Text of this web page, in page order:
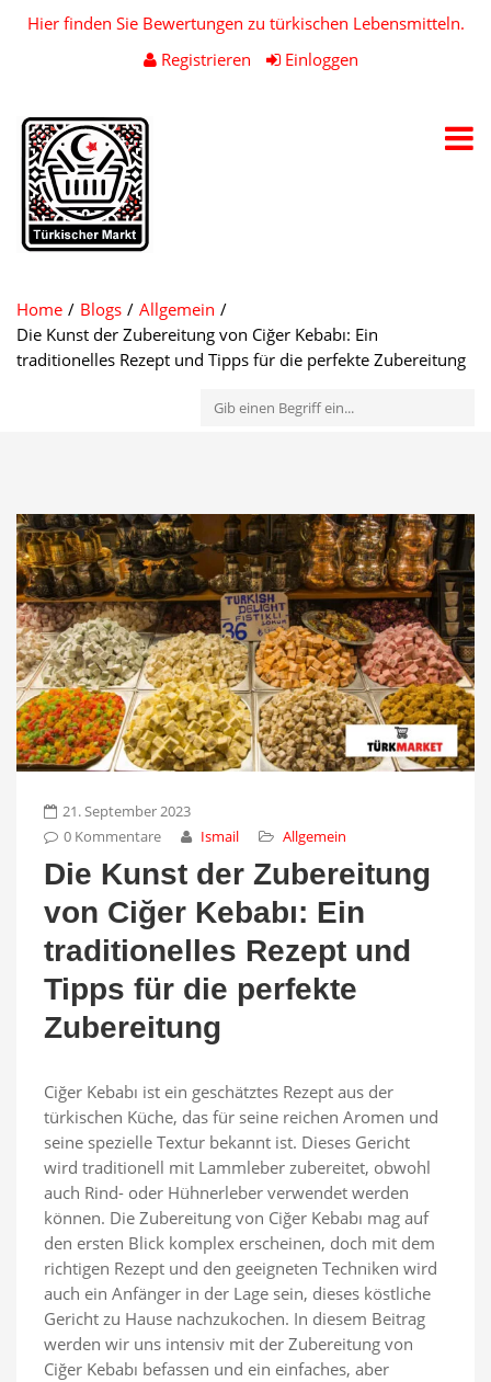
Hier finden Sie Bewertungen zu türkischen Lebensmitteln.
Registrieren
Einloggen
Home Blogs
Allgemein
Die Kunst der Zubereitung von Ciğer Kebabı: Ein
traditionelles Rezept und Tipps für die perfekte Zubereitung
21. September 2023
0 Kommentare
Ismail Allgemein
Die Kunst der Zubereitung
von Ciğer Kebabı: Ein
traditionelles Rezept und
Tipps für die perfekte
Zubereitung
Ciğer Kebabı ist ein geschätztes Rezept aus der
türkischen Küche, das für seine reichen Aromen und
seine spezielle Textur bekannt ist. Dieses Gericht
wird traditionell mit Lammleber zubereitet, obwohl
auch Rind- oder Hühnerleber verwendet werden
können. Die Zubereitung von Ciğer Kebabı mag auf
den ersten Blick komplex erscheinen, doch mit dem
richtigen Rezept und den geeigneten Techniken wird
auch ein Anfänger in der Lage sein, dieses köstliche
Gericht zu Hause nachzukochen. In diesem Beitrag
werden wir uns intensiv mit der Zubereitung von
Ciğer Kebabı befassen und ein einfaches, aber